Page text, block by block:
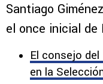
Santiago
el once inicial de
El consejo
en la